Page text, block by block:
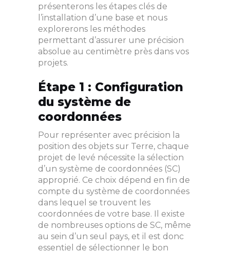
présenterons les étapes clés de
l’installation d’une base et nous
explorerons les méthodes
permettant d’assurer une précision
absolue au centimètre près dans vos
projets.
Étape 1 : Configuration
du système de
coordonnées
Pour représenter avec précision la
position des objets sur Terre, chaque
projet de levé nécessite la sélection
d’un système de coordonnées (SC)
approprié. Ce choix dépend en fin de
compte du système de coordonnées
dans lequel se trouvent les
coordonnées de votre base. Il existe
de nombreuses options de SC, même
au sein d’un seul pays, et il est donc
essentiel de sélectionner le bon